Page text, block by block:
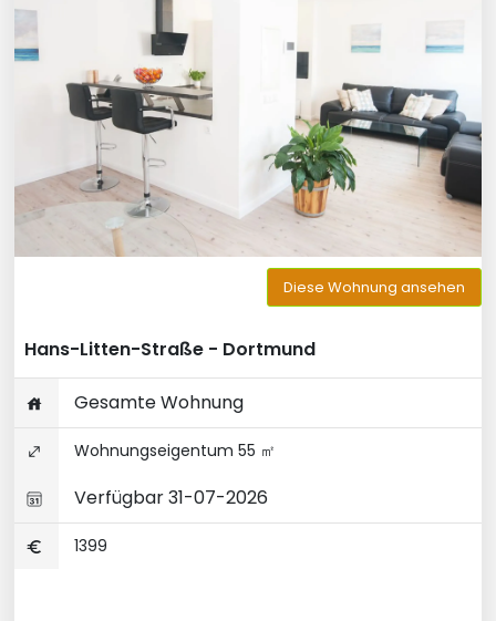
Diese Wohnung ansehen
Hans-Litten-Straße - Dortmund
Gesamte Wohnung
Wohnungseigentum 55 ㎡
Verfügbar 31-07-2026
1399